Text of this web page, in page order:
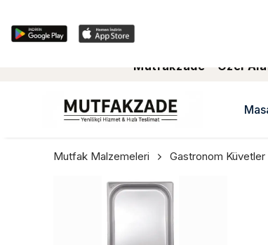
Mutfakzade - Özel
Mutfak Malzemeleri Gastronom Küvetler